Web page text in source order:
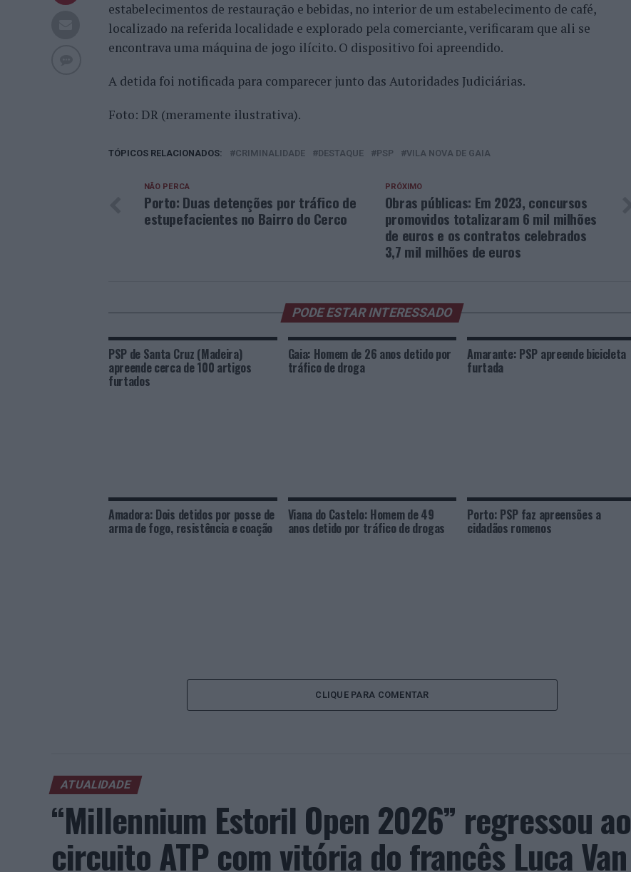
estabelecimentos de restauração e bebidas, no interior de um estabelecimento de café,
localizado na referida localidade e explorado pela comerciante, verificaram que ali se
encontrava uma máquina de jogo ilícito. O dispositivo foi apreendido.
A detida foi notificada para comparecer junto das Autoridades Judiciárias.
Foto: DR (meramente ilustrativa).
TÓPICOS RELACIONADOS: CRIMINALIDADE DESTAQUE PSP VILA NOVA DE GAIA
PRÓXIMO
Obras públicas: Em 2023, concursos
promovidos totalizaram 6 mil milhões
de euros e os contratos celebrados
3,7 mil milhões de euros
NÃO PERCA
Porto: Duas detenções por tráfico de
estupefacientes no Bairro do Cerco
PODE ESTAR INTERESSADO
PSP de Santa Cruz (Madeira)
apreende cerca de 100 artigos
furtados
Gaia: Homem de 26 anos detido por
tráfico de droga
Amarante: PSP apreende bicicleta
furtada
Amadora: Dois detidos por posse de
arma de fogo, resistência e coação
Viana do Castelo: Homem de 49
anos detido por tráfico de drogas
Porto: PSP faz apreensões a
cidadãos romenos
CLIQUE PARA COMENTAR
ATUALIDADE
“Millennium Estoril Open 2026” regressou ao
circuito ATP com vitória do francês Luca Van